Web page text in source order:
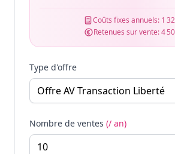
Coûts fixes annuels: 1
Retenues sur vente:4
Type d'offre
Nombre de ventes (/ an)